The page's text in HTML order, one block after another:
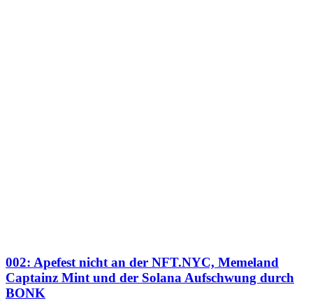
002: Apefest nicht an der NFT.NYC, Memeland
Captainz Mint und der Solana Aufschwung durch
BONK